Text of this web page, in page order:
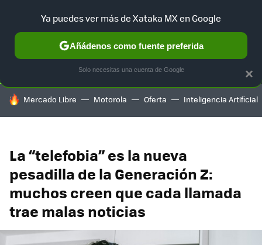
SELECCIÓN GAMING HOME AUTO TERRITORIO
HOY SE HABLA DE
Mercado Libre Motorola Oferta Inteligencia Artificial
La “telefobia” es la nueva
pesadilla de la Generación Z:
muchos creen que cada llamada
trae malas noticias
×
Ya puedes ver más de Xataka MX en Google
Añádenos como fuente preferida
Solo necesitas una cuenta de Google